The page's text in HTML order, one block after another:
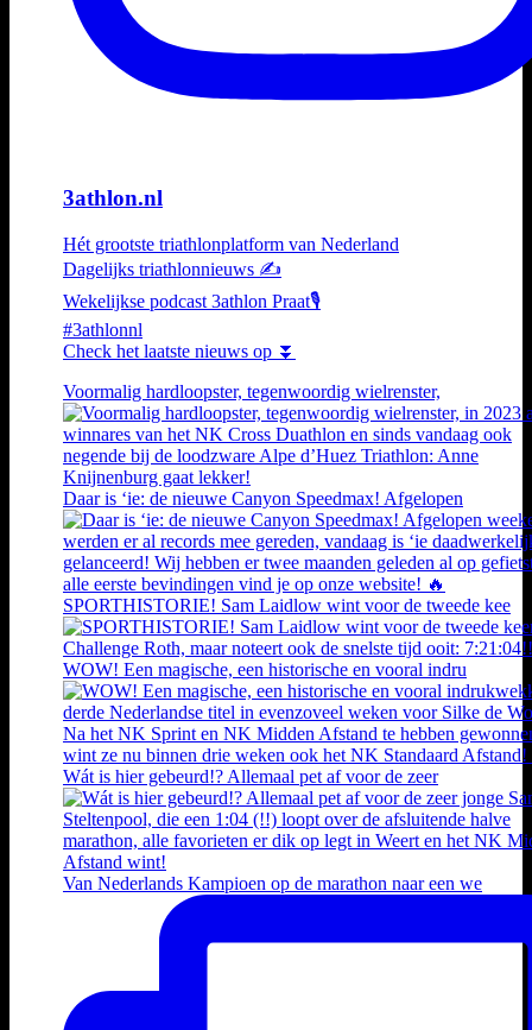
3athlon.nl
Hét grootste triathlonplatform van Nederland
Dagelijks triathlonnieuws ✍️
Wekelijkse podcast 3athlon Praat🎙️
#3athlonnl
Check het laatste nieuws op ⏬
Voormalig hardloopster, tegenwoordig wielrenster,
Daar is ‘ie: de nieuwe Canyon Speedmax! Afgelopen
SPORTHISTORIE! Sam Laidlow wint voor de tweede kee
WOW! Een magische, een historische en vooral indru
Wát is hier gebeurd!? Allemaal pet af voor de zeer
Van Nederlands Kampioen op de marathon naar een we